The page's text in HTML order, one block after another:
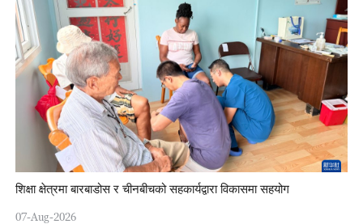
शिक्षा क्षेत्रमा बारबाडोस र चीनबीचको सहकार्यद्वारा विकासमा सहयोग
07-Aug-2026